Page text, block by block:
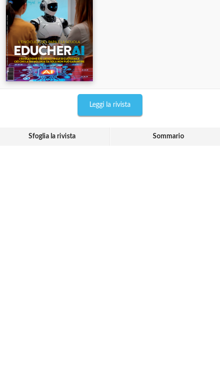
Leggi la rivista
Sfoglia la rivista Sommario